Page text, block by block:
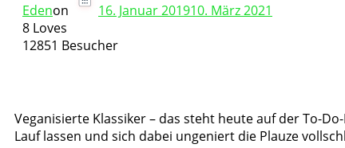
Edenon 16. Januar 201910. März 2021
8 Loves
12851 Besucher
Veganisierte Klassiker – das steht heute auf der To-
Lauf lassen und sich dabei ungeniert die Plauze